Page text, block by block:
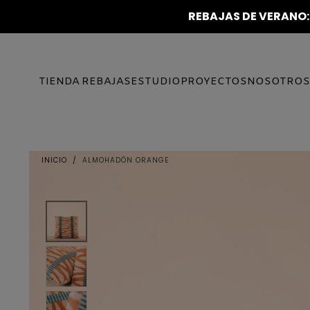
REBAJAS DE
TIENDA REBAJASESTUDIO PROYECTOSNOSOTROS
INICIO / ALMOHADÓN ORANGE